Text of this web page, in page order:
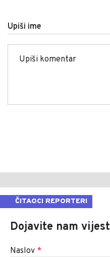
Upiši ime
ČITAOCI REPORTERI
Dojavite nam vijest
Naslov *